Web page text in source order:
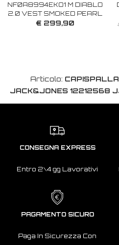
NF0A8994EKO1 M DIABLO
2.0 VEST SMOKED PEARL
€ 299,90
Articolo: CAPISPALLA
JACK&JONES 12212568
CONSEGNA EXPRESS
Entro 2\4 gg Lavorativi
PAGAMENTO SICURO
Paga In Sicurezza Con